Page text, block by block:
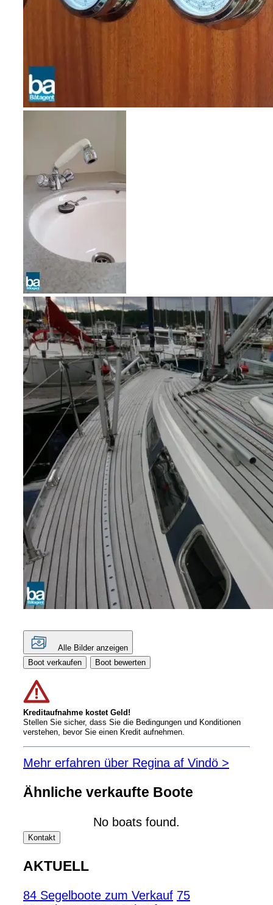
Alle Bilder anzeigen
Boot verkaufen
Boot bewerten
Kreditaufnahme kostet Geld!
Stellen Sie sicher, dass Sie die Bedingungen und Konditionen
verstehen, bevor Sie einen Kredit aufnehmen.
Mehr erfahren über Regina af Vindö >
Ähnliche verkaufte Boote
No boats found.
Kontakt
AKTUELL
84 Segelboote zum Verkauf 75